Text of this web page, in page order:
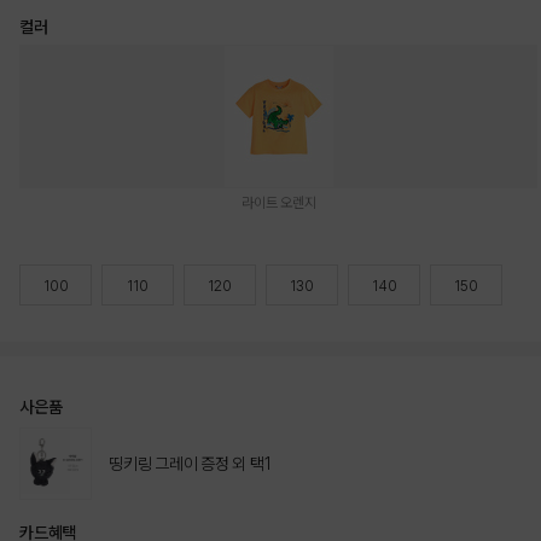
컬러
라이트 오렌지
100 110 120 130 140 150
사은품
띵키링 그레이 증정 외 택1
카드혜택